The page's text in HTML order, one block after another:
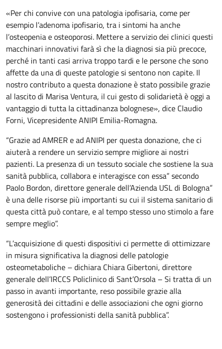
«Per chi convive con una patologia ipofisaria, come per
esempio l’adenoma ipofisario, tra i sintomi ha anche
l’osteopenia e osteoporosi. Mettere a servizio dei clinici questi
macchinari innovativi farà sì che la diagnosi sia più precoce,
perché in tanti casi arriva troppo tardi e le persone che sono
affette da una di queste patologie si sentono non capite. Il
nostro contributo a questa donazione è stato possibile grazie
al lascito di Marisa Ventura, il cui gesto di solidarietà è oggi a
vantaggio di tutta la cittadinanza bolognese», dice Claudio
Forni, Vicepresidente ANIPI Emilia-Romagna.
“Grazie ad AMRER e ad ANIPI per questa donazione, che ci
aiuterà a rendere un servizio sempre migliore ai nostri
pazienti. La presenza di un tessuto sociale che sostiene la sua
sanità pubblica, collabora e interagisce con essa” secondo
Paolo Bordon, direttore generale dell’Azienda USL di Bologna”
è una delle risorse più importanti su cui il sistema sanitario di
questa città può contare, e al tempo stesso uno stimolo a fare
sempre meglio”.
“L’acquisizione di questi dispositivi ci permette di ottimizzare
in misura significativa la diagnosi delle patologie
osteometaboliche – dichiara Chiara Gibertoni, direttore
generale dell’IRCCS Policlinico di Sant’Orsola – Si tratta di un
passo in avanti importante, reso possibile grazie alla
generosità dei cittadini e delle associazioni che ogni giorno
sostengono i professionisti della sanità pubblica”.